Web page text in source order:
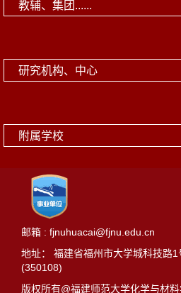
教辅、集团......
研究机构、中心
附属学校
邮箱 : fjnuhuacai@fjnu.edu.cn
地址： 福建省福州市大学城科技路
(350108)
版权所有@福建师范大学化学与材